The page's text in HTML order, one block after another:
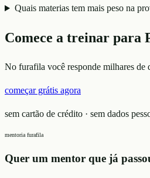
Quais materias tem mais peso na
Comece a treinar para
No furafila você responde milhares de
começar grátis agora
sem cartão de crédito · sem dados
mentoria furafila
Quer um mentor que já